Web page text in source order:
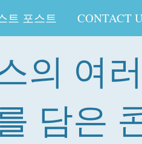
트 포스트 CONTACT
의 여러
담은